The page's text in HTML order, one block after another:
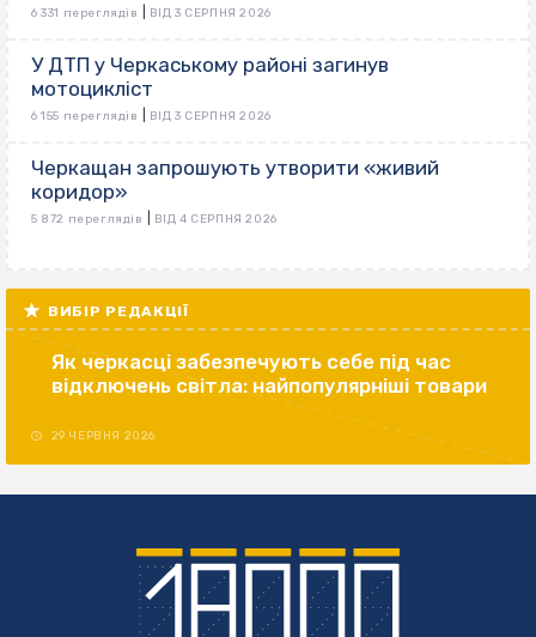
6 331 переглядів ВІД 3 СЕРПНЯ 2026
У ДТП у Черкаському районі загинув
мотоцикліст
6 155 переглядів ВІД 3 СЕРПНЯ 2026
Черкащан запрошують утворити «живий
коридор»
5 872 переглядів ВІД 4 СЕРПНЯ 2026
ВИБІР РЕДАКЦІЇ
Як черкасці забезпечують себе під час
відключень світла: найпопулярніші товари
29 ЧЕРВНЯ 2026